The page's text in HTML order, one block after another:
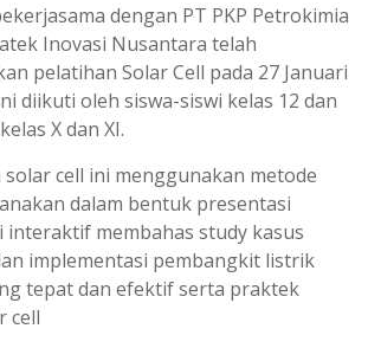
dengan PT PKP Petrokimia
Inovasi Nusantara telah
pelatihan Solar Cell pada 27 Januari
diikuti oleh siswa-siswi kelas 12 dan
X dan XI.
cell ini menggunakan metode
dalam bentuk presentasi
interaktif membahas study kasus
implementasi pembangkit listrik
tepatdan efektif serta praktek
cell